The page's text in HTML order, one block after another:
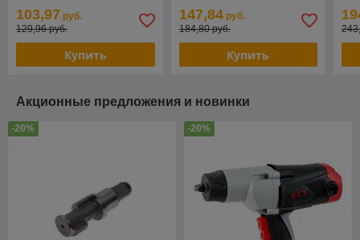
103,97 руб.
129,96 руб.
Купить
147,84руб.
184,80 руб.
Купить
Акционные предложения и новинки
-20% -20%